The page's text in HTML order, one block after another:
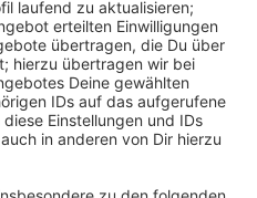
Die
Kreisen, der Stadt
laufen aktuell.
unter wessen
soll – dann soll eine
folgen. Man liege
ein Sprecher der Stadt